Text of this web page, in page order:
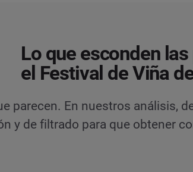
Lo que esconden
el Festival de Viña
parecen. En nuestros análisis,
y de filtrado para que obtener